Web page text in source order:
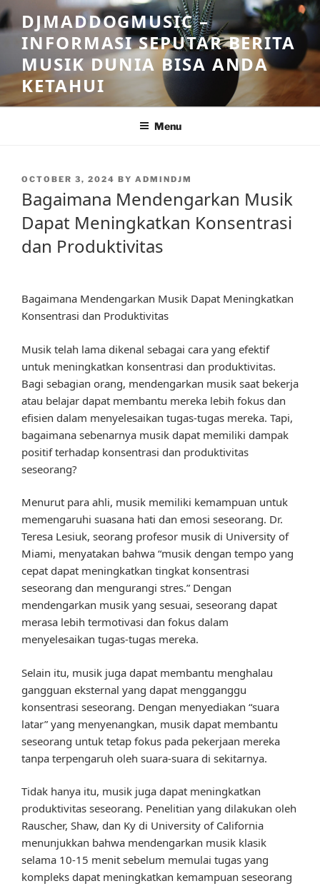
Skip
to
content
DJMADDOGMUSIC –
INFORMASI SEPUTAR BERITA
MUSIK DUNIA BISA ANDA
KETAHUI
Menu
POSTED
OCTOBER 3, 2024 BY ADMINDJM
Bagaimana Mendengarkan Musik
Dapat Meningkatkan Konsentrasi
dan Produktivitas
Bagaimana Mendengarkan Musik Dapat Meningkatkan
Konsentrasi dan Produktivitas
Musik telah lama dikenal sebagai cara yang efektif
untuk meningkatkan konsentrasi dan produktivitas.
Bagi sebagian orang, mendengarkan musik saat bekerja
atau belajar dapat membantu mereka lebih fokus dan
efisien dalam menyelesaikan tugas-tugas mereka. Tapi,
bagaimana sebenarnya musik dapat memiliki dampak
positif terhadap konsentrasi dan produktivitas
seseorang?
Menurut para ahli, musik memiliki kemampuan untuk
memengaruhi suasana hati dan emosi seseorang. Dr.
Teresa Lesiuk, seorang profesor musik di University of
Miami, menyatakan bahwa “musik dengan tempo yang
cepat dapat meningkatkan tingkat konsentrasi
seseorang dan mengurangi stres.” Dengan
mendengarkan musik yang sesuai, seseorang dapat
merasa lebih termotivasi dan fokus dalam
menyelesaikan tugas-tugas mereka.
Selain itu, musik juga dapat membantu menghalau
gangguan eksternal yang dapat mengganggu
konsentrasi seseorang. Dengan menyediakan “suara
latar” yang menyenangkan, musik dapat membantu
seseorang untuk tetap fokus pada pekerjaan mereka
tanpa terpengaruh oleh suara-suara di sekitarnya.
Tidak hanya itu, musik juga dapat meningkatkan
produktivitas seseorang. Penelitian yang dilakukan oleh
Rauscher, Shaw, dan Ky di University of California
menunjukkan bahwa mendengarkan musik klasik
selama 10-15 menit sebelum memulai tugas yang
kompleks dapat meningkatkan kemampuan seseorang